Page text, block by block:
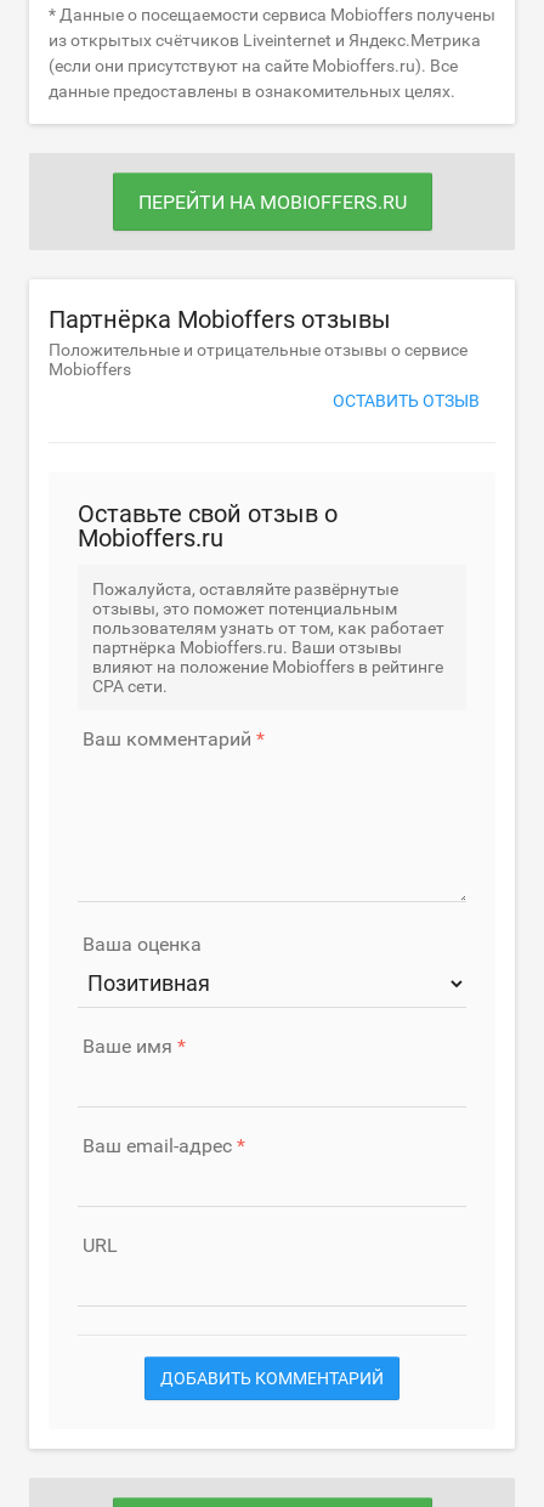
ПЕРЕЙТИ НА MOBIOFFERS.RU
Партнёрка Mobioffers отзывы
Положительные и отрицательные отзывы о сервисе
Mobioffers
ОСТАВИТЬ ОТЗЫВ
Оставьте свой отзыв о
Mobioffers.ru
Пожалуйста, оставляйте развёрнутые
отзывы, это поможет потенциальным
пользователям узнать от том, как работает
партнёрка Mobioffers.ru. Ваши отзывы
влияют на положение Mobioffers в рейтинге
CPA сети.
Ваш комментарий
Ваша оценка
Ваше имя
Ваш email-адрес
URL
ДОБАВИТЬ КОММЕНТАРИЙ
* Данные о посещаемости сервиса Mobioffers получены
из открытых счётчиков Liveinternet и Яндекс.Метрика
(если они присутствуют на сайте Mobioffers.ru). Все
данные предоставлены в ознакомительных целях.